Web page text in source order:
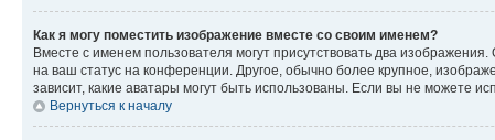
Как я могу поместить изображение вместе со своим именем?
Вместе с именем пользователя могут присутствовать два
на ваш статус на конференции. Другое, обычно более крупное,
зависит, какие аватары могут быть использованы. Если вы не можете
Вернуться к началу